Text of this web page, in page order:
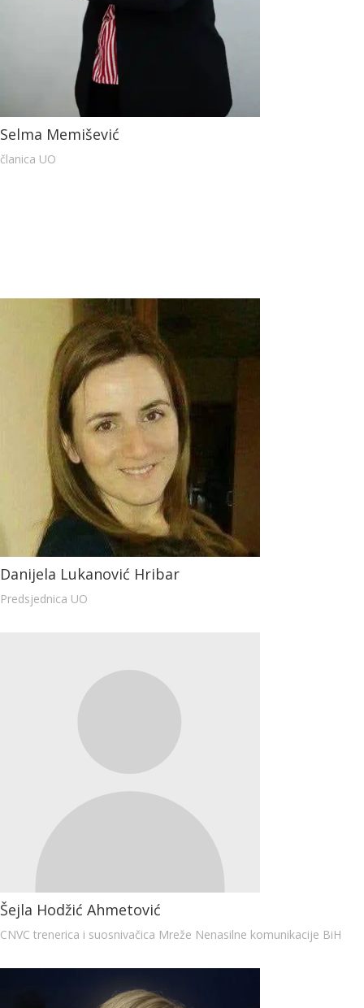
Selma Memišević
članica UO
Danijela Lukanović Hribar
Predsjednica UO
Šejla Hodžić Ahmetović
CNVC trenerica i suosnivačica Mreže Nenasilne komunikacije BiH